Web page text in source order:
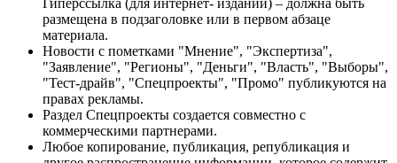
размещена в подзаголовке или в первом абзаце
материала.
Новости с пометками "Мнение", "Экспертиза",
"Заявление", "Регионы", "Деньги", "Власть", "Выборы",
"Тест-драйв", "Спецпроекты", "Промо" публикуются на
правах рекламы.
Раздел Спецпроекты создается совместно с
коммерческими партнерами.
Любое копирование, публикация, републикация и